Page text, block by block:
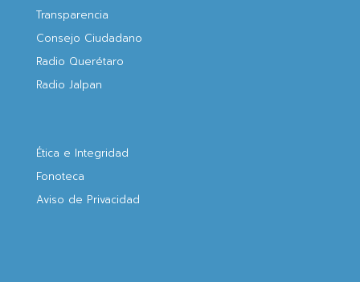
Transparencia
Consejo Ciudadano
Radio Querétaro
Radio Jalpan
Ética e Integridad
Fonoteca
Aviso de Privacidad